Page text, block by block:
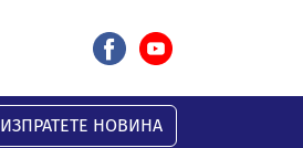
ИЗПРАТЕТЕ НОВИНА